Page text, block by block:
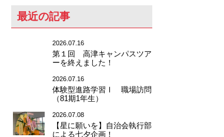
最近の記事
2026.07.16
第１回 高津キャンパスツア
ーを終えました！
2026.07.16
体験型進路学習Ⅰ 職場訪問
（81期1年生）
2026.07.08
【星に願いを】自治会執行部
による七夕企画！